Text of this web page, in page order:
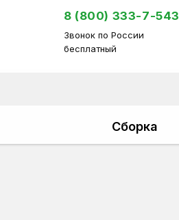
8 (800) 333-7-543
Звонок по России
бесплатный
Сборка